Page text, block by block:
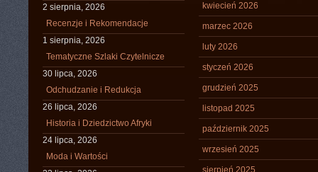
2 sierpnia, 2026
Recenzje i Rekomendacje
1 sierpnia, 2026
Tematyczne Szlaki Czytelnicze
30 lipca, 2026
Odchudzanie i Redukcja
26 lipca, 2026
Historia i Dziedzictwo Afryki
24 lipca, 2026
Moda i Wartości
kwiecień 2026
marzec 2026
luty 2026
styczeń 2026
grudzień 2025
listopad 2025
październik 2025
wrzesień 2025
sierpień 2025